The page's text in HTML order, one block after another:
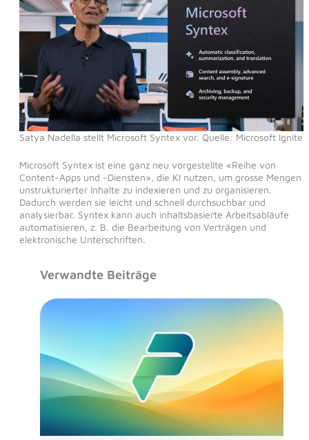
Satya Nadella stellt Microsoft Syntex vor. Quelle: Microsoft Ignite
Microsoft Syntex ist eine ganz neu vorgestellte «Reihe von
Content-Apps und -Diensten», die KI nutzen, um grosse Mengen
unstrukturierter Inhalte zu indexieren und zu organisieren.
Dadurch werden sie leicht und schnell durchsuchbar und
analysierbar. Syntex kann auch inhaltsbasierte Arbeitsabläufe
automatisieren, z. B. die Bearbeitung von Verträgen und
elektronische Unterschriften.
Verwandte Beiträge